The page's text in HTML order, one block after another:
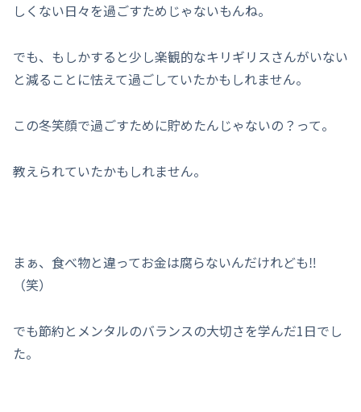
しくない日々を過ごすためじゃないもんね。
でも、もしかすると少し楽観的なキリギリスさんがいない
と減ることに怯えて過ごしていたかもしれません。
この冬笑顔で過ごすために貯めたんじゃないの？って。
教えられていたかもしれません。
まぁ、食べ物と違ってお金は腐らないんだけれども‼︎
（笑）
でも節約とメンタルのバランスの大切さを学んだ1日でし
た。